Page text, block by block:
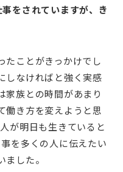
をされていますが、き
たことがきっかけでし
しなければと強く実感
家族との時間があまり
働き方を変えようと思
が明日も生きていると
を多くの人に伝えたい
した。